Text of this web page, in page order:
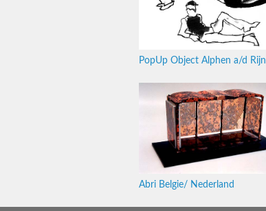
PopUp Object Alphen a/d Rijn
Abri Belgie/ Nederland